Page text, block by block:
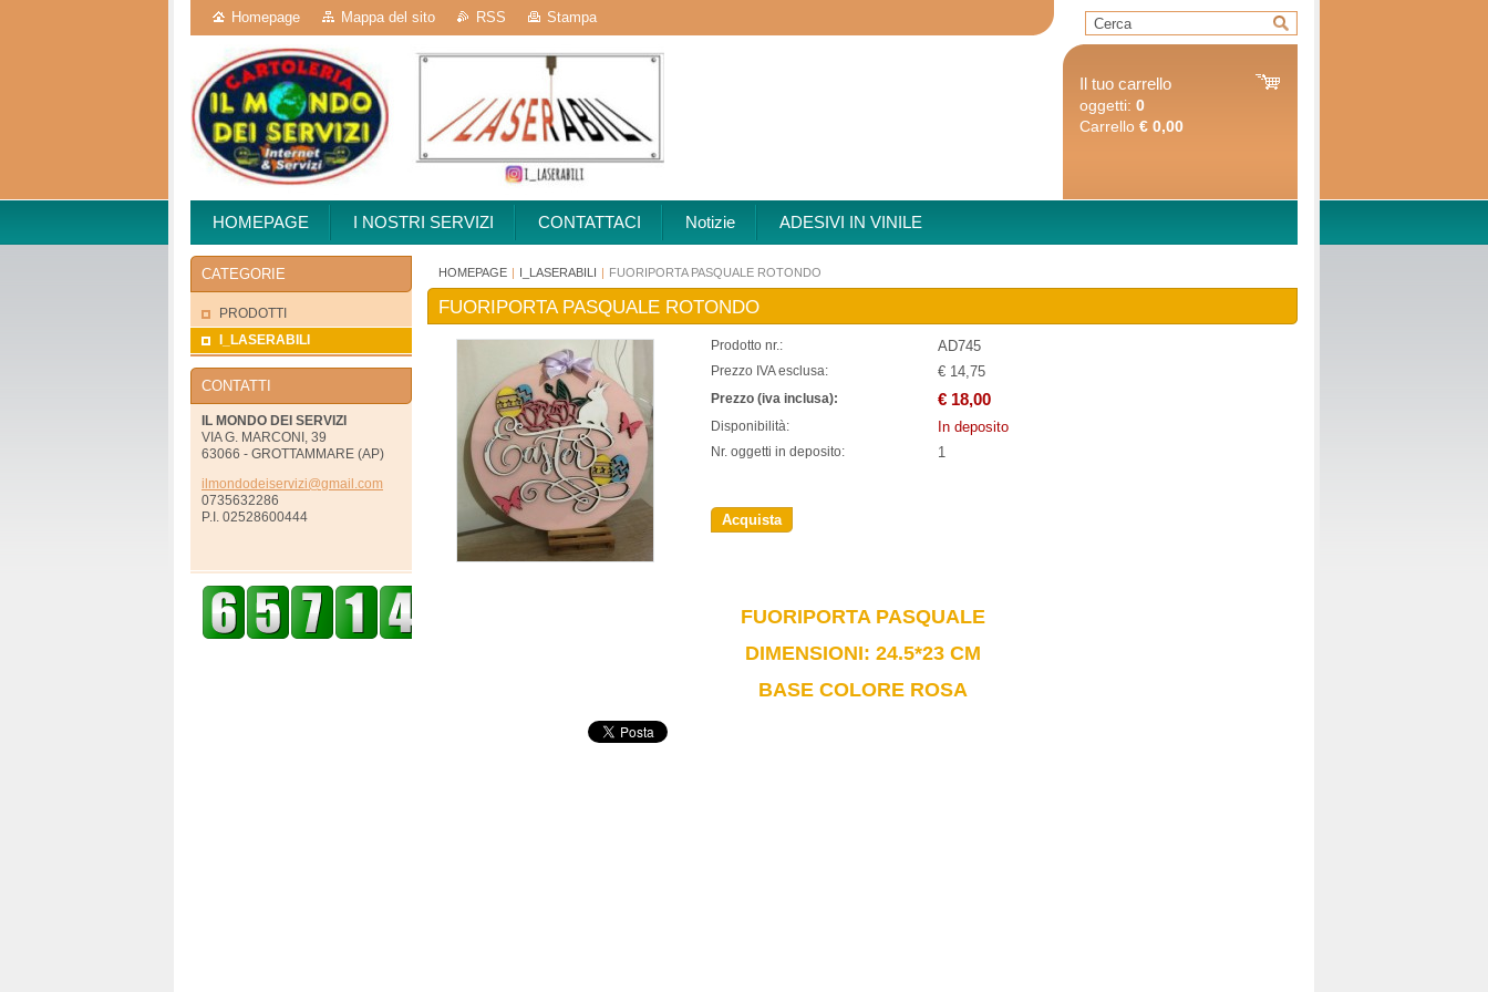
Homepage Mappa del sito RSS Stampa
Il tuo carrello
oggetti: 0
Carrello € 0,00
HOMEPAGE I NOSTRI SERVIZI CONTATTACI Notizie ADESIVI IN VINILE
HOMEPAGE | I_LASERABILI | FUORIPORTA PASQUALE ROTONDO
FUORIPORTA PASQUALE ROTONDO
Prodotto nr.: AD745
Prezzo IVA esclusa: € 14,75
Prezzo (iva inclusa): € 18,00
Disponibilità: In deposito
Nr. oggetti in deposito: 1
Acquista
FUORIPORTA PASQUALE
DIMENSIONI: 24.5*23 CM
BASE COLORE ROSA
CATEGORIE
PRODOTTI
I_LASERABILI
CONTATTI
IL MONDO DEI SERVIZI
VIA G. MARCONI, 39
63066 - GROTTAMMARE (AP)
ilmondodeiservizi@gmail. com
0735632286
P.I. 02528600444